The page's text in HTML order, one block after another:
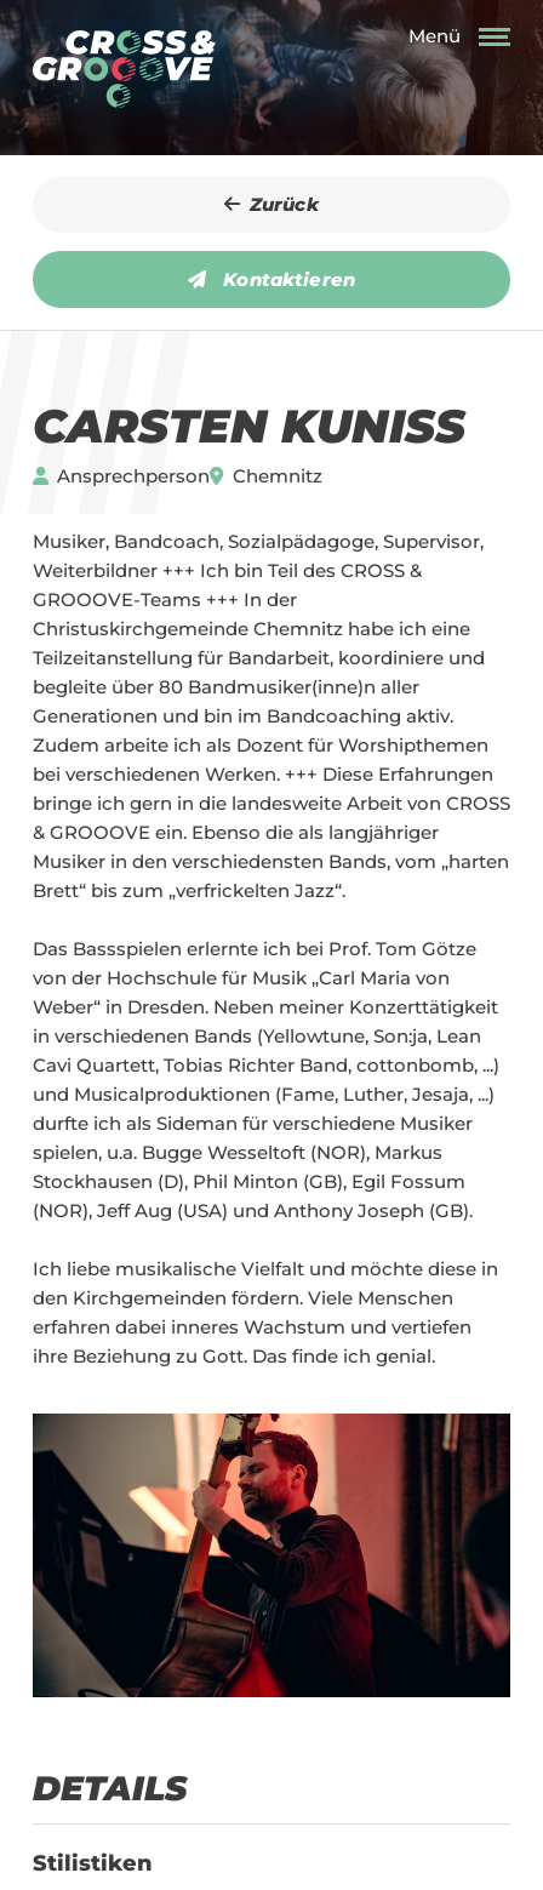
Menü
Zurück
Kontaktieren
CARSTEN KUNISS
Ansprechperson Chemnitz
Musiker, Bandcoach, Sozialpädagoge, Supervisor,
Weiterbildner +++ Ich bin Teil des CROSS &
GROOOVE-Teams +++ In der
Christuskirchgemeinde Chemnitz habe ich eine
Teilzeitanstellung für Bandarbeit, koordiniere und
begleite über 80 Bandmusiker(inne)n aller
Generationen und bin im Bandcoaching aktiv.
Zudem arbeite ich als Dozent für Worshipthemen
bei verschiedenen Werken. +++ Diese Erfahrungen
bringe ich gern in die landesweite Arbeit von CROSS
& GROOOVE ein. Ebenso die als langjähriger
Musiker in den verschiedensten Bands, vom „harten
Brett“ bis zum „verfrickelten Jazz“.
Das Bassspielen erlernte ich bei Prof. Tom Götze
von der Hochschule für Musik „Carl Maria von
Weber“ in Dresden. Neben meiner Konzerttätigkeit
in verschiedenen Bands (Yellowtune, Son:ja, Lean
Cavi Quartett, Tobias Richter Band, cottonbomb, ...)
und Musicalproduktionen (Fame, Luther, Jesaja, ...)
durfte ich als Sideman für verschiedene Musiker
spielen, u.a. Bugge Wesseltoft (NOR), Markus
Stockhausen (D), Phil Minton (GB), Egil Fossum
(NOR), Jeff Aug (USA) und Anthony Joseph (GB).
Ich liebe musikalische Vielfalt und möchte diese in
den Kirchgemeinden fördern. Viele Menschen
erfahren dabei inneres Wachstum und vertiefen
ihre Beziehung zu Gott. Das finde ich genial.
DETAILS
Stilistiken